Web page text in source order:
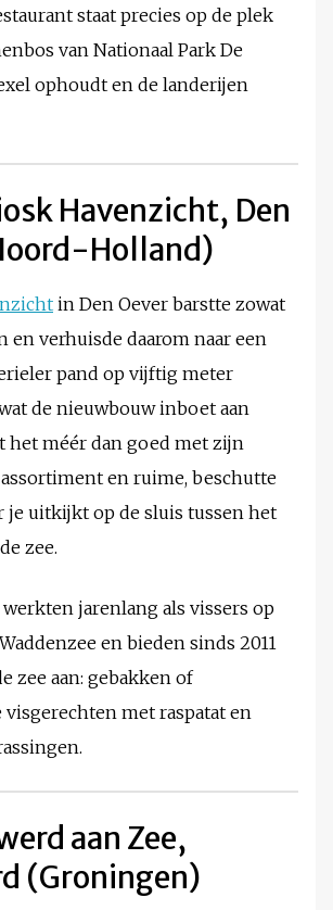
staat precies op de plek
van Nationaal Park De
ophoudt en de landerijen
Havenzicht, Den
Holland)
in Den Oever barstte zowat
en verhuisde daarom naar een
pand op vijftig meter
de nieuwbouw inboet aan
het méér dan goed met zijn
en ruime, beschutte
je uitkijkt op de sluis tussen het
zee.
jarenlang als vissers op
en bieden sinds 2011
zee aan: gebakken of
met raspatat en
aan Zee,
(Groningen)